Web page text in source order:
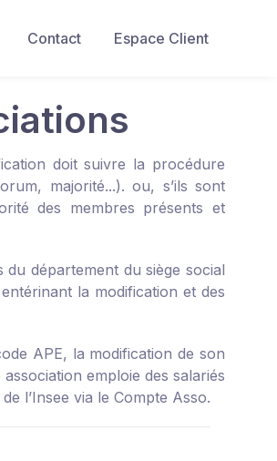
Contact
Espace Client
doit suivre la procédure
majorité...). ou, s’ils sont
des membres présents et
département du siège social
la modification et des
APE, la modification de son
emploie des salariés
l’Insee via le Compte Asso.